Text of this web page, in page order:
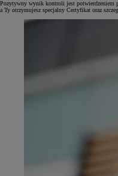
Pozytywny wynik kontroli jest potwierdzeniem
a Ty otrzymujesz specjalny Certyfikat oraz